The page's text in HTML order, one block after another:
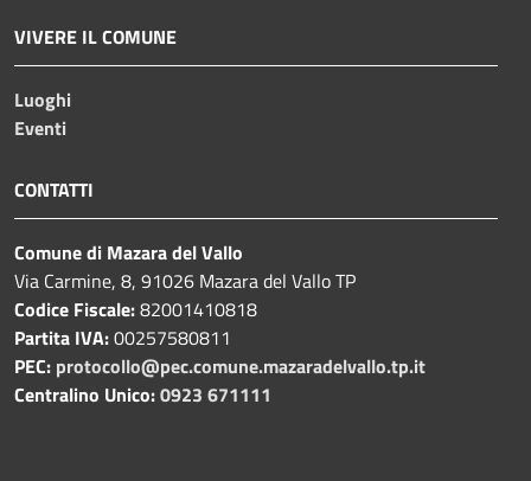
VIVERE IL COMUNE
Luoghi
Eventi
CONTATTI
Comune di Mazara del Vallo
Via Carmine, 8, 91026 Mazara del Vallo TP
Codice Fiscale:82001410818
Partita IVA:00257580811
PEC: protocollo@pec.comune.mazaradelvallo.tp.it
Centralino Unico:0923 671111